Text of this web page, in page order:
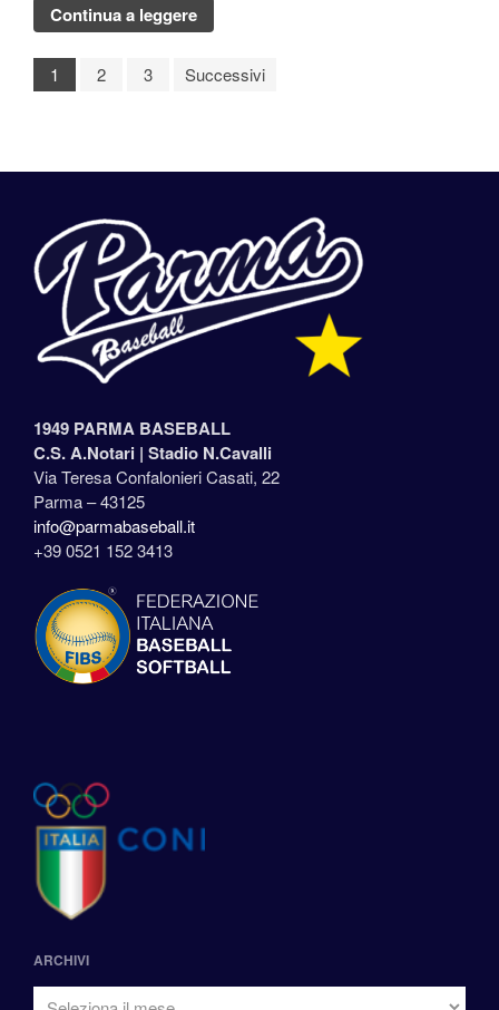
Continua a leggere
1 2 3 Successivi
1949 PARMA BASEBALL
C.S. A.Notari | Stadio N.Cavalli
Via Teresa Confalonieri Casati, 22
Parma – 43125
info@parmabaseball.it
+39 0521 152 3413
ARCHIVI